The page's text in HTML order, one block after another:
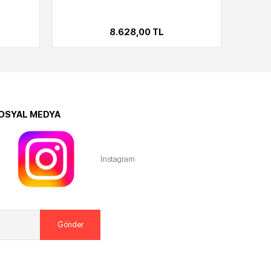
8.628,00 TL
MEDYA
Instagram